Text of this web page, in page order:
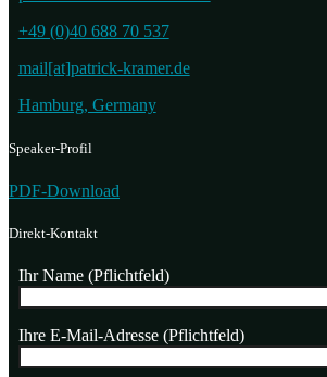
+49 (0)40 688 70 537
mail[at]patrick-kramer.de
Hamburg, Germany
Speaker-Profil
PDF-Download
Direkt-Kontakt
Ihr Name (Pflichtfeld)
Ihre E-Mail-Adresse (Pflichtfeld)